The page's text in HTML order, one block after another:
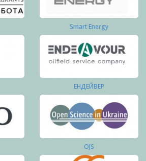
Smart Energy
ЕНДЕЙВЕР
OJS